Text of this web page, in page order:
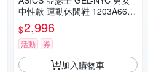
中性款 運動休閒鞋 1203A663-
101
$2,996
活動 券
加入購物車